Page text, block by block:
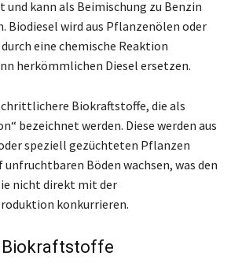
kann als Beimischung zu Benzin
Biodiesel wird aus Pflanzenölen oder
eine chemische Reaktion
herkömmlichen Diesel ersetzen.
Biokraftstoffe, die als
bezeichnet werden. Diese werden aus
speziell gezüchteten Pflanzen
unfruchtbaren Böden wachsen, was den
nicht direkt mit der
konkurrieren.